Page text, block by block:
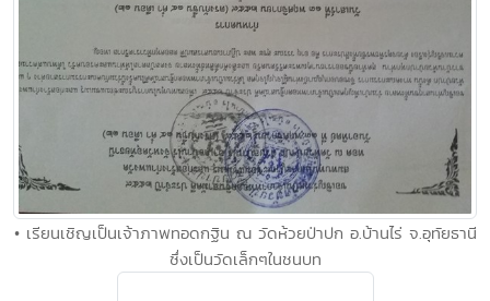
• เรียนเชิญเป็นเจ้าภาพทอดกฐิน ณ วัดห้วยป่าปก อ.บ้านไร่ จ.อุทัยธานี
ซึ่งเป็นวัดเล็กๆในชนบท